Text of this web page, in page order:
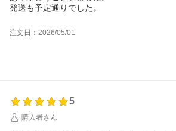
発送も予定通りでした。
注文日：2026/05/01
5
購入者さん